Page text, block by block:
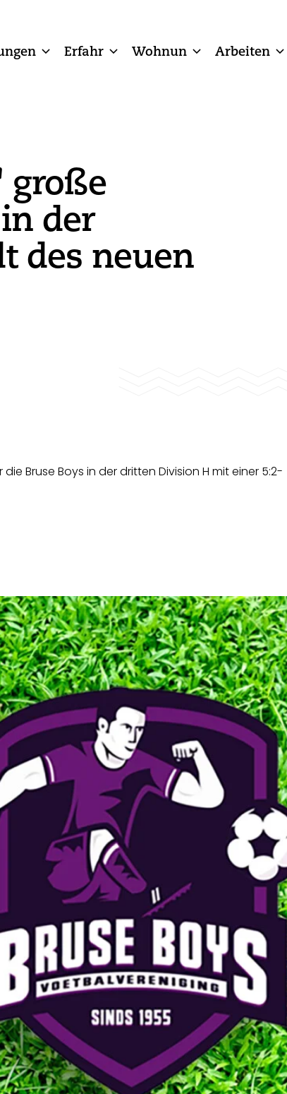
Erfahr Wohnun Arbeiten
große
der
des neuen
Bruse Boys in der dritten Division H mit einer 5:2-